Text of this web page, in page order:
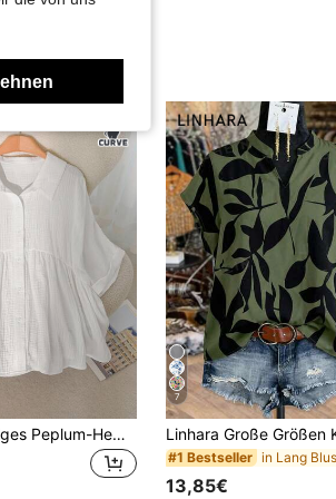
CosyJoli Lässiges Peplum-Hemd in Große Größen mit Fledermausärmeln, leicht transparent
7
#1 Bestseller
13,85€